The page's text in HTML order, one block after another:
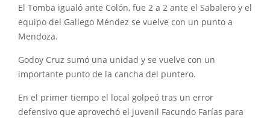
El Tomba igualó ante Colón, fue 2 a 2 ante el Sabalero y el
equipo del Gallego Méndez se vuelve con un punto a
Mendoza.
Godoy Cruz sumó una unidad y se vuelve con un
importante punto de la cancha del puntero.
En el primer tiempo el local golpeó tras un error
defensivo que aprovechó el juvenil Facundo Farías para